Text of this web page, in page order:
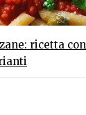
ricetta con